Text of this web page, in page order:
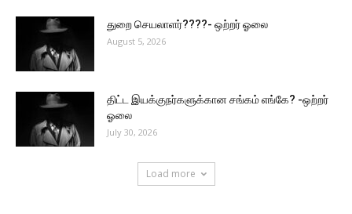
துறை செயலாளர்????- ஒற்றர் ஓலை
August 5, 2026
திட்ட இயக்குநர்களுக்கான சங்கம் எங்கே? -ஒற்றர்
ஓலை
July 30, 2026
Load more